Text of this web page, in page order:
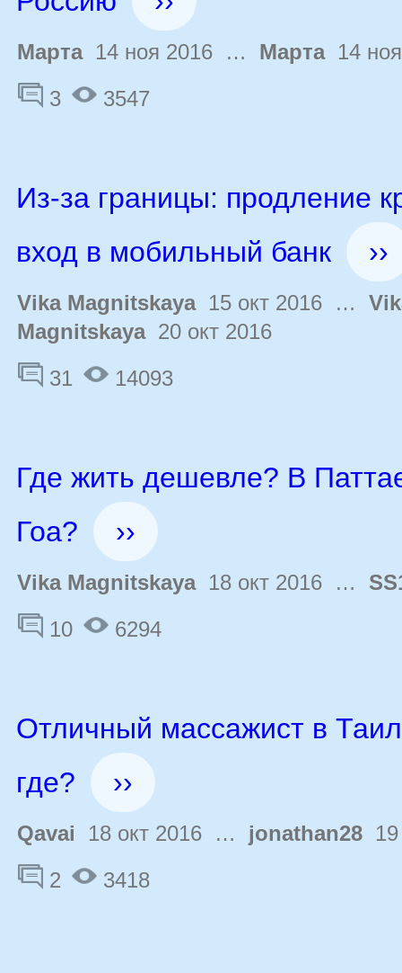
Марта14 ноя 2016 … Марта14 ноя
3
3547
Из-за границы: продление
вход в мобильный банк
››
Vika Magnitskaya15 окт 2016 …
Magnitskaya20 окт 2016
31
14093
Где жить дешевле? В
Гоа?
››
Vika Magnitskaya18 окт 2016 …
10
6294
Отличный массажист в
где?
››
Qavai 18 окт 2016 … jonathan28
2
3418